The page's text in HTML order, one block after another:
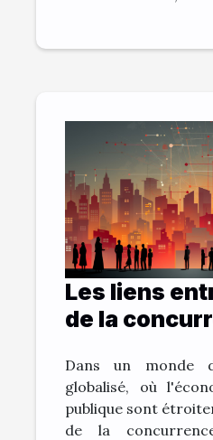
Les liens
de la
Dans un monde
globalisé, où
publique sont
de la